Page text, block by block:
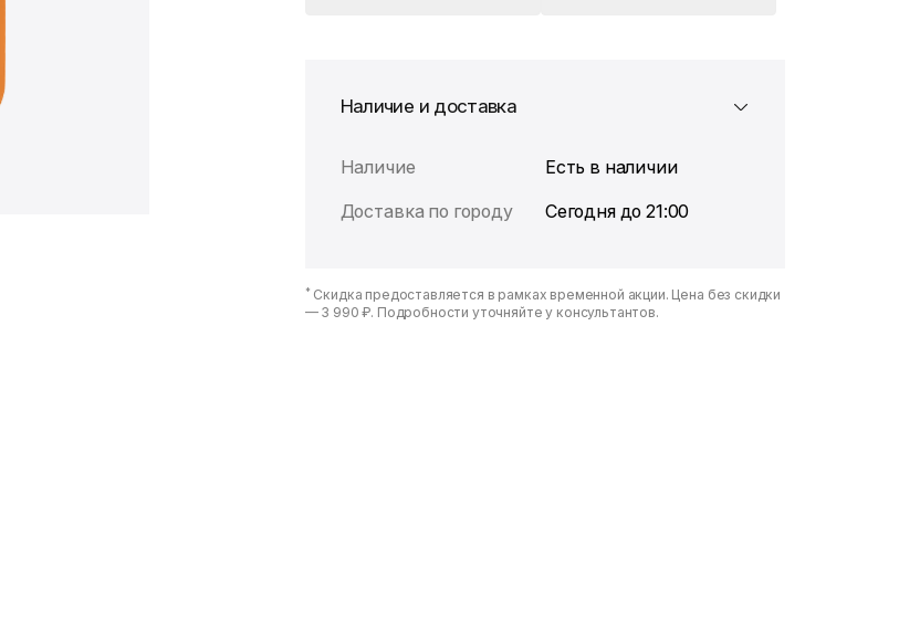
Наличие и доставка
Наличие
Есть в наличии
Доставка по городу
Сегодня до 21:00
* Скидка предоставляется в рамках временной акции. Цена без скидки
— 3 990 ₽. Подробности уточняйте у консультантов.